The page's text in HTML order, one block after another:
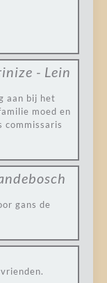
- Lein
aan bij het
moed en
commissaris
gans de